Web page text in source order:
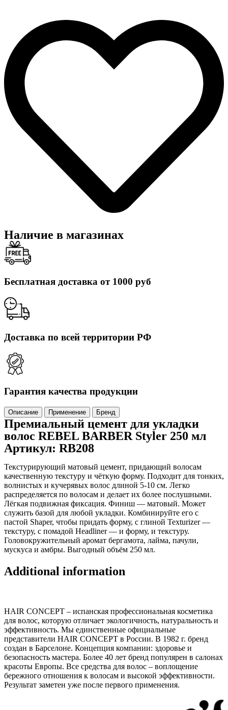
Наличие в магазинах
Бесплатная доставка от 1000 руб
Доставка по всей территории РФ
Гарантия качества продукции
Описание Применение Бренд
Премиальный цемент для укладки
волос REBEL BARBER Styler 250 мл
Артикул: RB208
Текстурирующий матовый цемент, придающий волосам
качественную текстуру и чёткую форму. Подходит для тонких,
волнистых и кучерявых волос длиной 5-10 см. Легко
распределяется по волосам и делает их более послушными.
Лёгкая подвижная фиксация. Финиш — матовый. Может
служить базой для любой укладки. Комбинируйте его с
пастой Shaper, чтобы придать форму, с глиной Texturizer —
текстуру, с помадой Headliner — и форму, и текстуру.
Головокружительный аромат бергамота, лайма, пачули,
мускуса и амбры. Выгодный объём 250 мл.
Additional information
HAIR CONCEPT – испанская профессиональная косметика
для волос, которую отличает экологичность, натуральность и
эффективность. Мы единственные официальные
представители HAIR CONCEPT в России. В 1982 г. бренд
создан в Барселоне. Концепция компании: здоровье и
безопасность мастера. Более 40 лет бренд популярен в салонах
красоты Европы. Все средства для волос – воплощение
бережного отношения к волосам и высокой эффективности.
Результат заметен уже после первого применения.